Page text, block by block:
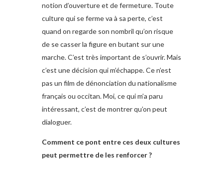
notion d’ouverture et de fermeture. Toute
culture qui se ferme va à sa perte, c’est
quand on regarde son nombril qu’on risque
de se casser la figure en butant sur une
marche. C’est très important de s’ouvrir. Mais
c’est une décision qui m’échappe. Ce n’est
pas un film de dénonciation du nationalisme
français ou occitan. Moi, ce qui m’a paru
intéressant, c’est de montrer qu’on peut
dialoguer.
Comment ce pont entre ces deux cultures
peut permettre de les renforcer ?